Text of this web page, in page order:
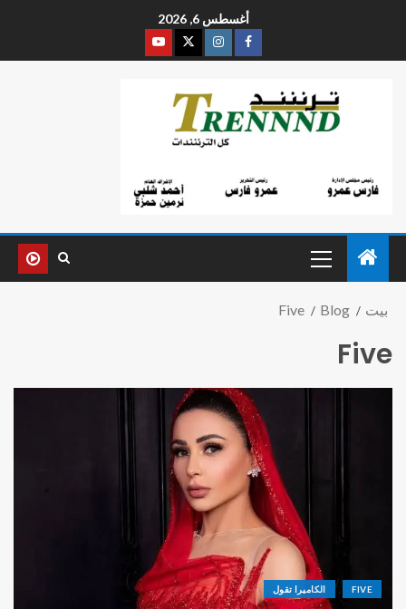
أغسطس 6, 2026
بيت Blog
Five
Five
FIVE الكاميرا تقول